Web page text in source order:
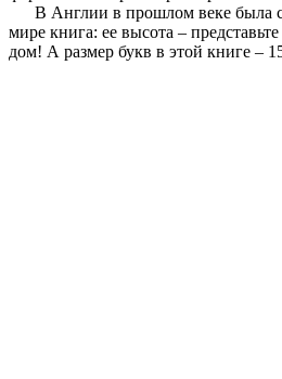
В Англии в прошлом веке была
мире книга: ее высота –
дом! А размер букв в этой книге –